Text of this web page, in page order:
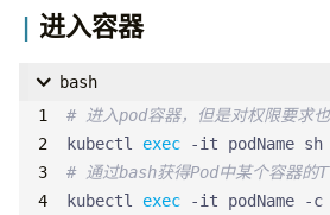
进入容器
bash
# 进入pod容器，但是对权限要求
kubectl exec
# 通过bash获得Pod中某个容器的
kubectl exec